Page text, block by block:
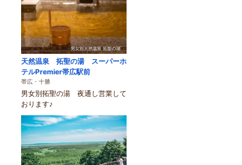
天然温泉 拓聖の湯 スーパーホ
テルPremier帯広駅前
帯広・十勝
男女別拓聖の湯 夜通し営業して
おります♪